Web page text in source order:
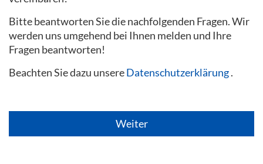
Bitte beantworten Sie die nachfolgenden Fragen. Wir
werden uns umgehend bei Ihnen melden und Ihre
Fragen beantworten!
Beachten Sie dazu unsereDatenschutzerklärung.
Weiter